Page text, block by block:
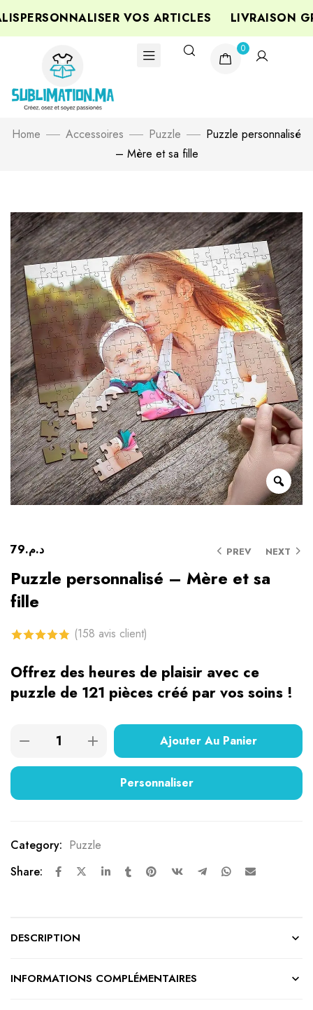
VOS ARTICLES LIVRAISON
0
Home Accessoires Puzzle
Puzzle personnalisé
– Mère et sa fille
PREV NEXT د.م.79
Puzzle personnalisé – Mère et sa
fille
basé sur
notations
(158 avis client)
Offrez des heures de plaisir avec ce
puzzle de 121 pièces créé par vos soins !
Ajouter Au Panier
Personnaliser
Category: Puzzle
Share:
DESCRIPTION
INFORMATIONS COMPLÉMENTAIRES